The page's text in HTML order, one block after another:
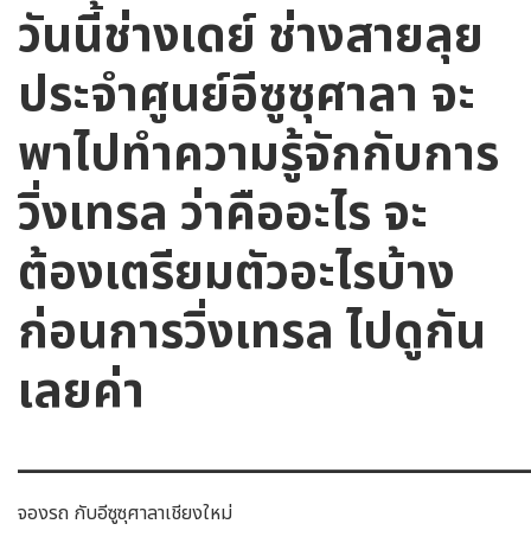
วันนี้ช่างเดย์ ช่างสายลุย
ประจำศูนย์อีซูซุศาลา จะ
พาไปทำความรู้จักกับการ
วิ่งเทรล ว่าคืออะไร จะ
ต้องเตรียมตัวอะไรบ้าง
ก่อนการวิ่งเทรล ไปดูกัน
เลยค่า
จองรถ กับอีซูซุศาลาเชียงใหม่